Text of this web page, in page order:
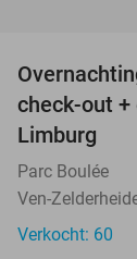
check-out
Limburg
Parc Boulée
Ven-
Verkocht: 60